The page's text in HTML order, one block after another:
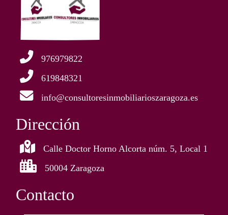
976979822
619848321
info@consultoresinmobiliarioszaragoza.es
Dirección
Calle Doctor Horno Alcorta núm. 5, Local 1
50004 Zaragoza
Contacto